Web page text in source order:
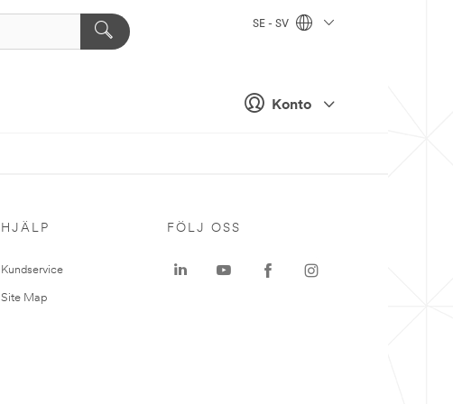
Konto
SE - SV
HJÄLP
Kundservice
Site Map
FÖLJ OSS